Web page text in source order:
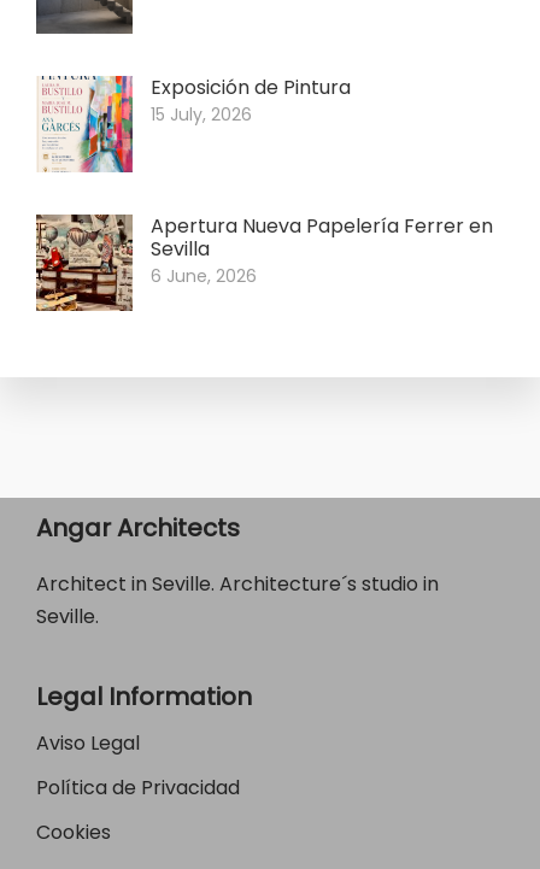
Exposición de Pintura
15 July, 2026
Apertura Nueva Papelería Ferrer en
Sevilla
6 June, 2026
Angar Architects
Architect in Seville. Architecture´s studio in
Seville.
Legal Information
Aviso Legal
Política de Privacidad
Cookies